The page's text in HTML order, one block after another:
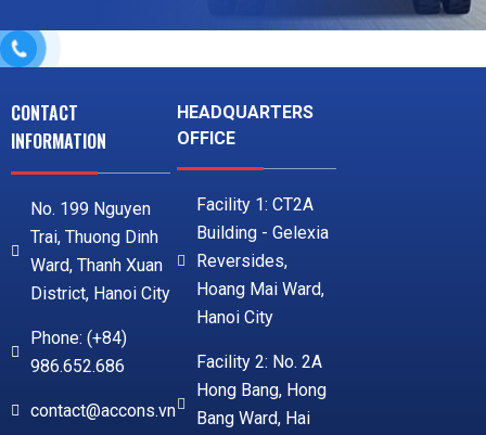
CONTACT
INFORMATION
No. 199 Nguyen
Trai, Thuong Dinh
Ward, Thanh Xuan
District, Hanoi City
Phone: (+84)
986.652.686
contact@accons.vn
HEADQUARTERS
OFFICE
Facility 1: CT2A
Building - Gelexia
Reversides,
Hoang Mai Ward,
Hanoi City
Facility 2: No. 2A
Hong Bang, Hong
Bang Ward, Hai